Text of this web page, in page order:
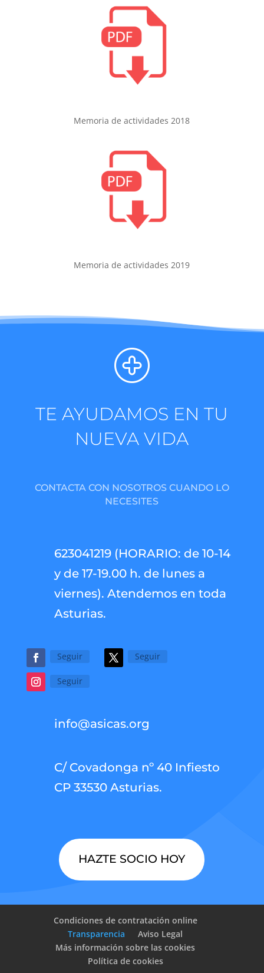
Memoria de actividades 2018
Memoria de actividades 2019
TE AYUDAMOS EN TU
NUEVA VIDA
CONTACTA CON NOSOTROS CUANDO LO
NECESITES
623041219 (HORARIO: de 10-14
y de 17-19.00 h. de lunes a
viernes). Atendemos en toda
Asturias.
Seguir Seguir
Seguir
info@asicas.org
C/ Covadonga nº 40 Infiesto
CP 33530 Asturias.
HAZTE SOCIO HOY
Condiciones de contratación online
Transparencia
Aviso Legal
Más información sobre las cookies
Política de cookies